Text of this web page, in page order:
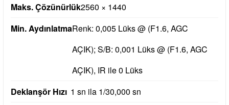
Maks.Çözünürlük2560 × 1440
Min.AydınlatmaRenk: 0,005 Lüks @ (F1.6, AGC
AÇIK); S/B: 0,001 Lüks @ (F1.6, AGC
AÇIK), IR ile 0 Lüks
Deklanşör Hızı 1 sn ila 1/30,000 sn